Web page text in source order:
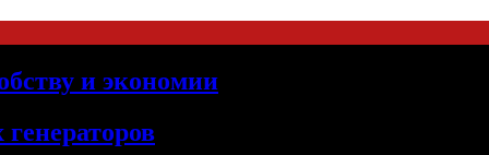
и экономии